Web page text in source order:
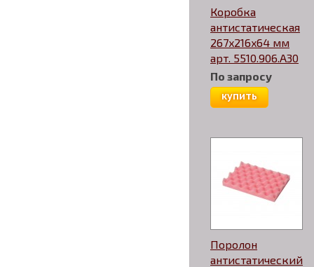
Коробка
антистатическая
267x216x64 мм
арт. 5510.906.A30
По запросу
купить
Поролон
антистатический